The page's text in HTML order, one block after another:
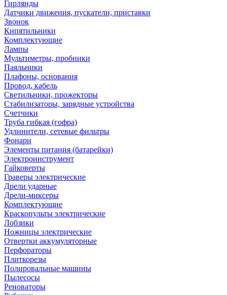
Гирлянды
Датчики движения, пускатели, приставки
Звонок
Кипятильники
Комплектующие
Лампы
Мультиметры, пробники
Паяльники
Плафоны, основания
Провод, кабель
Светильники, прожекторы
Стабилизаторы, зарядные устройства
Счетчики
Труба гибкая (гофра)
Удлинители, сетевые фильтры
Фонари
Элементы питания (батарейки)
Электроинструмент
Гайковерты
Граверы электрические
Дрели ударные
Дрели-миксеры
Комплектующие
Краскопульты электрические
Лобзики
Ножницы электрические
Отвертки аккумуляторные
Перфораторы
Плиткорезы
Полировальные машины
Пылесосы
Реноваторы